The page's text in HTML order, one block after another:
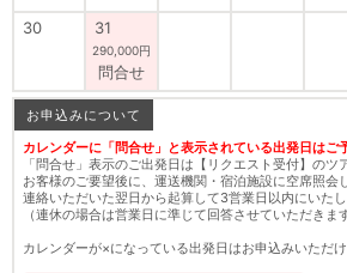
30 31
290,000円
問合せ
お申込みについて
カレンダーに「問合せ」と表示されている出発日はご
「問合せ」表示のご出発日は【リクエスト受付】のツ
お客様のご要望後に、運送機関・宿泊施設に空席照会
連絡いただいた翌日から起算して3営業日以内にいたし
（連休の場合は営業日に準じて回答させていただきま
カレンダーが×になっている出発日はお申込みいただけ